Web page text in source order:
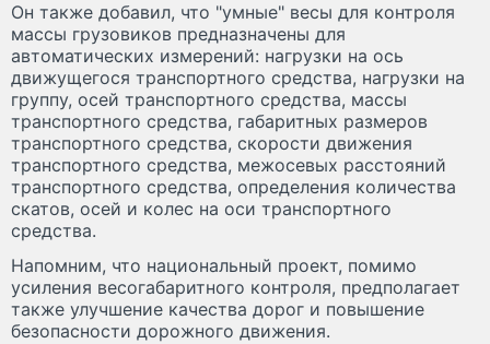
Он также добавил, что "умные" весы для контроля
массы грузовиков предназначены для
автоматических измерений: нагрузки на ось
движущегося транспортного средства, нагрузки на
группу, осей транспортного средства, массы
транспортного средства, габаритных размеров
транспортного средства, скорости движения
транспортного средства, межосевых расстояний
транспортного средства, определения количества
скатов, осей и колес на оси транспортного
средства.
Напомним, что национальный проект, помимо
усиления весогабаритного контроля, предполагает
также улучшение качества дорог и повышение
безопасности дорожного движения.